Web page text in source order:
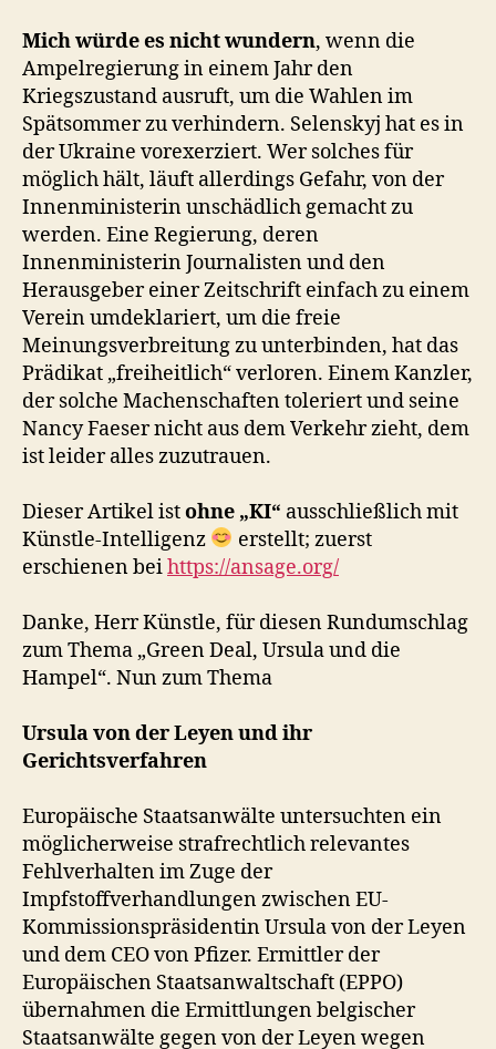
Mich würde es nicht wundern, wenn die
Ampelregierung in einem Jahr den
Kriegszustand ausruft, um die Wahlen im
Spätsommer zu verhindern. Selenskyj hat es in
der Ukraine vorexerziert. Wer solches für
möglich hält, läuft allerdings Gefahr, von der
Innenministerin unschädlich gemacht zu
werden. Eine Regierung, deren
Innenministerin Journalisten und den
Herausgeber einer Zeitschrift einfach zu einem
Verein umdeklariert, um die freie
Meinungsverbreitung zu unterbinden, hat das
Prädikat „freiheitlich“ verloren. Einem Kanzler,
der solche Machenschaften toleriert und seine
Nancy Faeser nicht aus dem Verkehr zieht, dem
ist leider alles zuzutrauen.
Dieser Artikel istohne „KI“ ausschließlich mit
Künstle-Intelligenz
erstellt; zuerst
erschienen beihttps://ansage.org/
Danke, Herr Künstle, für diesen Rundumschlag
zum Thema „Green Deal, Ursula und die
Hampel“. Nun zum Thema
Ursula von der Leyen und ihr
Gerichtsverfahren
Europäische Staatsanwälte untersuchten ein
möglicherweise strafrechtlich relevantes
Fehlverhalten im Zuge der
Impfstoffverhandlungen zwischen EU-
Kommissionspräsidentin Ursula von der Leyen
und dem CEO von Pfizer. Ermittler der
Europäischen Staatsanwaltschaft (EPPO)
übernahmen die Ermittlungen belgischer
Staatsanwälte gegen von der Leyen wegen